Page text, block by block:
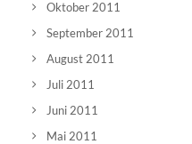
Oktober 2011
September 2011
August 2011
Juli 2011
Juni 2011
Mai 2011